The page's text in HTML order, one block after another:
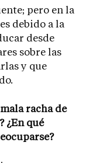
pero en la
debido a la
desde
sobre las
y que
racha de
¿En qué